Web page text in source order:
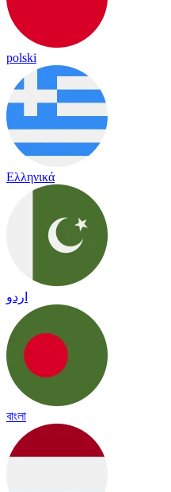
polski
Ελληνικά
اردو
বাংলা